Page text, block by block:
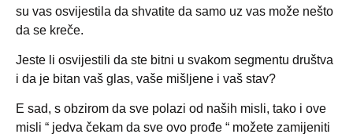
su vas osvijestila da shvatite da samo uz vas može nešto
da se kreče.
Jeste li osvijestili da ste bitni u svakom segmentu društva
i da je bitan vaš glas, vaše mišljene i vaš stav?
E sad, s obzirom da sve polazi od naših misli, tako i ove
misli “ jedva čekam da sve ovo prođe “ možete zamijeniti